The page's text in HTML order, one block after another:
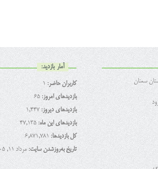
آمار بازدید:
کاربران حاضر: 1
بازدیدهای امروز:65
بازدیدهای دیروز:1,447
بازدیدهای این ماه:47,135
کل بازدیدها: 6,871,781
تاریخ به‌روزشدن سایت:مرداد ۱۱, ۱۴۰۵
سمنان